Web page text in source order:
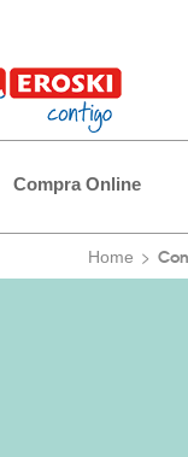
Compra Online
Home